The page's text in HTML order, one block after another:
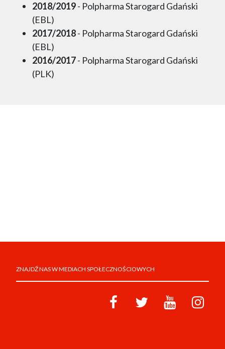
2018/2019- Polpharma Starogard Gdański
(EBL)
2017/2018- Polpharma Starogard Gdański
(EBL)
2016/2017- Polpharma Starogard Gdański
(PLK)
ZNAJDŹ NAS W MEDIACH SPOŁECZNOŚCIOWYCH